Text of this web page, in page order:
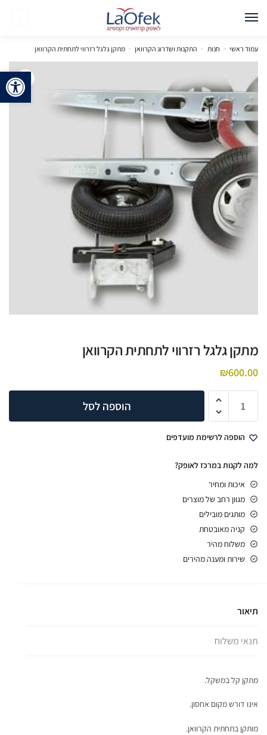
עמוד ראשי » חנות » התקנות ושדרוג הקרוואן » מתקן גלגל רזרווי לתחתית הקרוואן
🔍
מתקן גלגל רזרווי לתחתית הקרוואן
₪600.00
הוספה לסל
הוספה לרשימת מועדפים
למה לקנות במרכז לאופק?
איכות ומחיר
מגוון רחב של מוצרים
מותגים מובילים
קניה מאובטחת
משלוח מהיר
שירות ומענה מהירים
תיאור
תנאי משלוח
מתקן קל במשקל.
אינו דורש מקום אחסון.
מותקן בתחתית הקרוואן.